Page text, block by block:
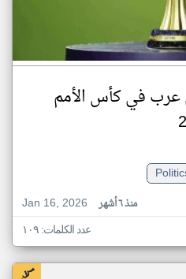
عرب في كأس الأمم
Jan 16, 2026
منذ ٦ أشهر
عدد الكلمات: ١٠٩